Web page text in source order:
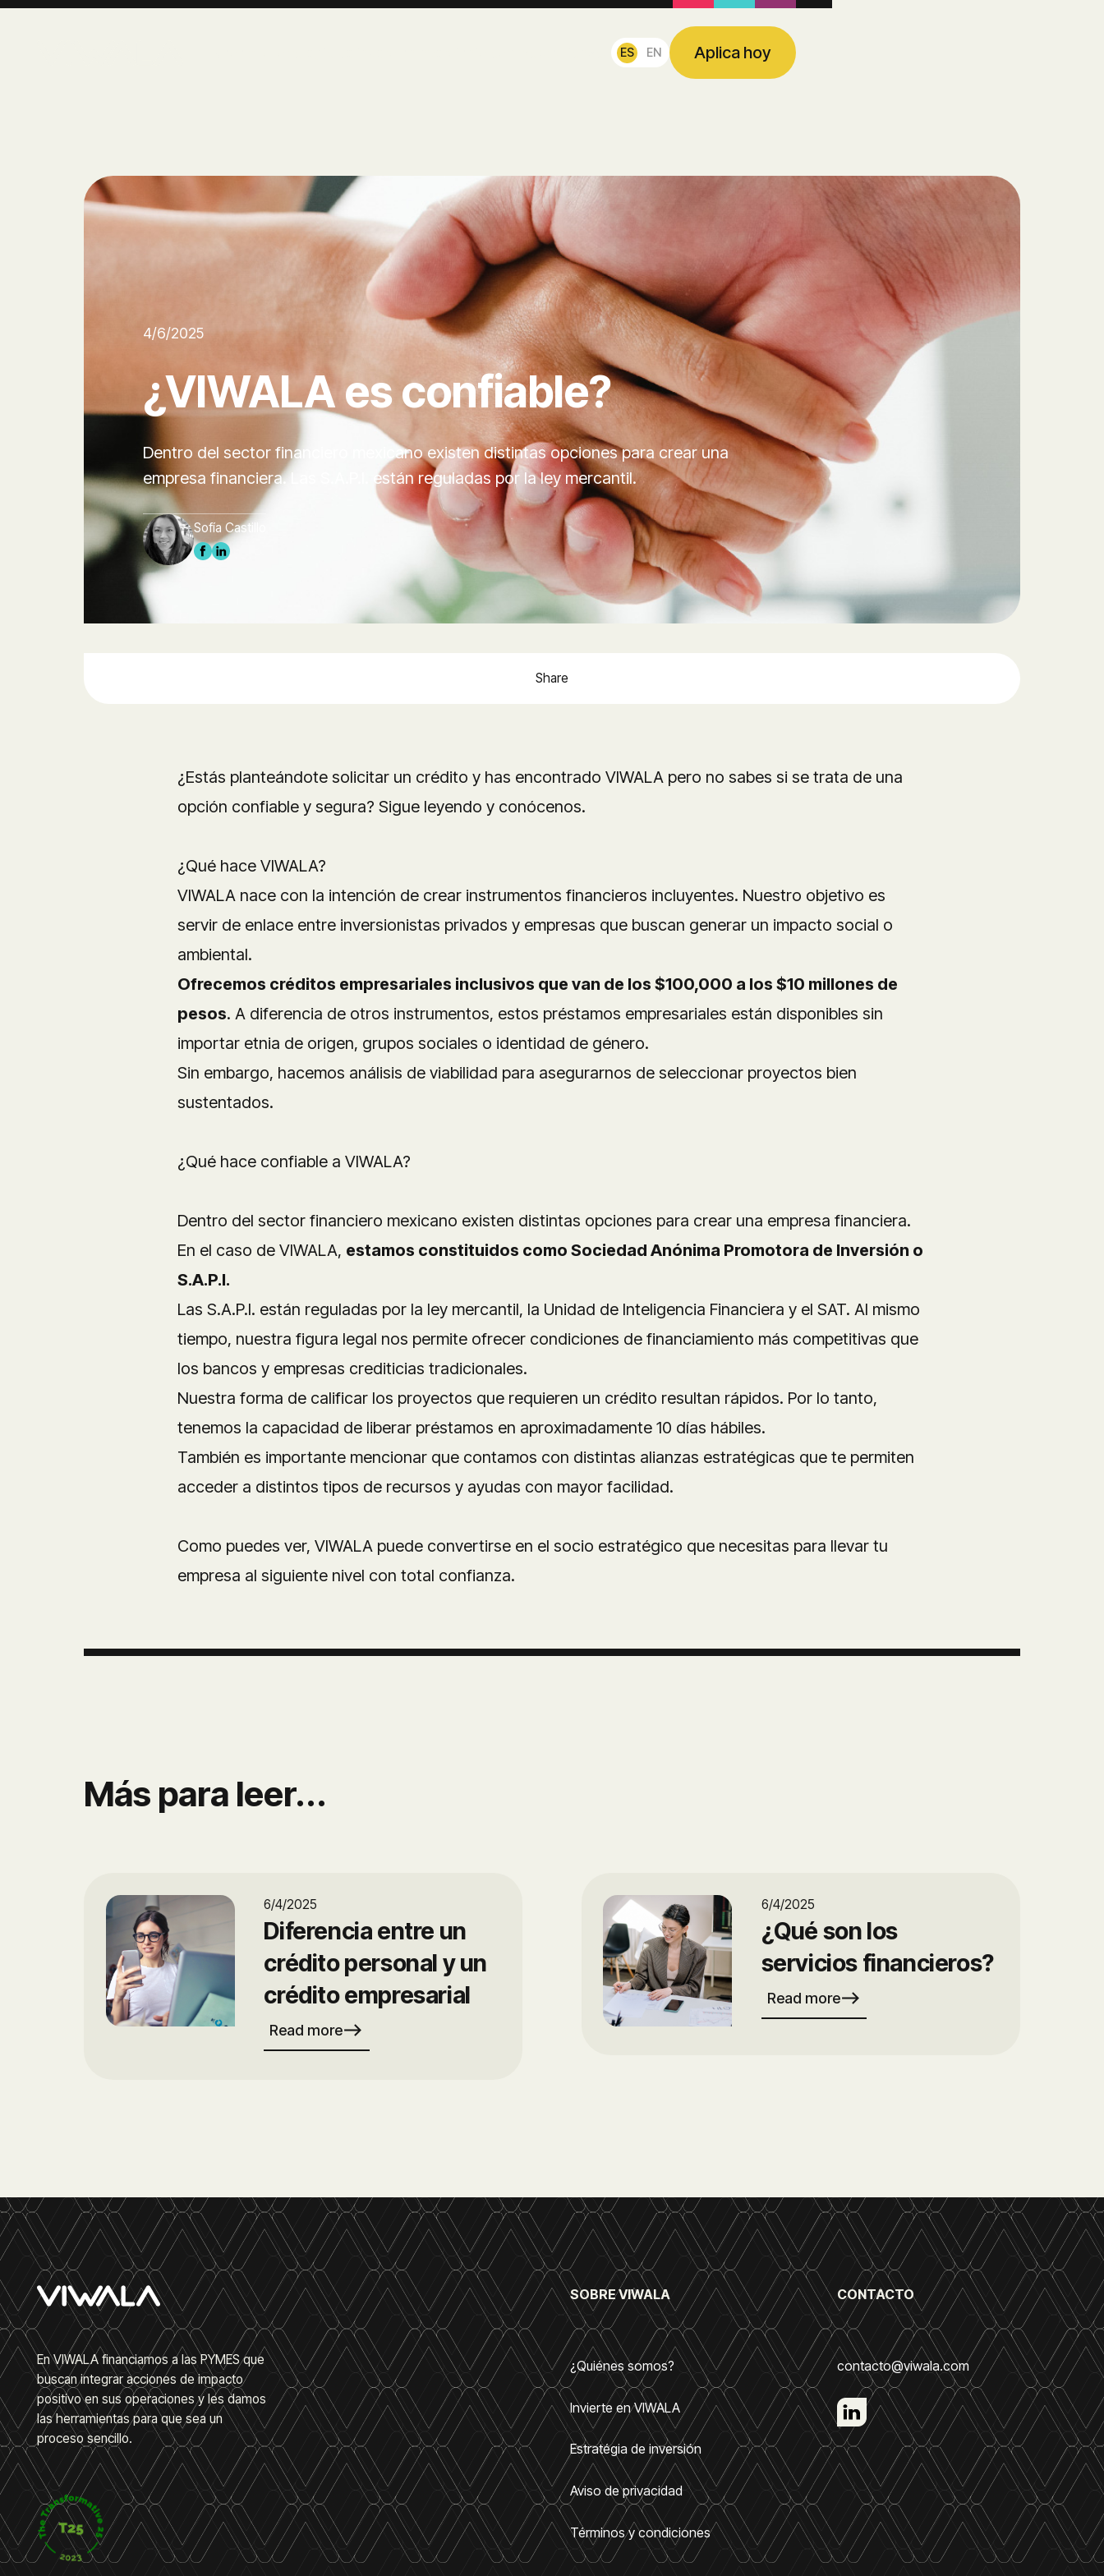
ES EN Aplica hoy
4/6/2025
¿VIWALA es confiable?
Dentro del sector financiero mexicano existen distintas opciones para crear una
empresa financiera. Las S.A.P.I. están reguladas por la ley mercantil.
Sofía Castillo
Share
¿Estás planteándote solicitar un crédito y has encontrado VIWALA pero no sabes si se trata de una
opción confiable y segura? Sigue leyendo y conócenos.
¿Qué hace VIWALA?
VIWALA nace con la intención de crear instrumentos financieros incluyentes. Nuestro objetivo es
servir de enlace entre inversionistas privados y empresas que buscan generar un impacto social o
ambiental.
Ofrecemos créditos empresariales inclusivos que van de los $100,000 a los $10 millones de
pesos. A diferencia de otros instrumentos, estos préstamos empresariales están disponibles sin
importar etnia de origen, grupos sociales o identidad de género.
Sin embargo, hacemos análisis de viabilidad para asegurarnos de seleccionar proyectos bien
sustentados.
¿Qué hace confiable a VIWALA?
Dentro del sector financiero mexicano existen distintas opciones para crear una empresa financiera.
En el caso de VIWALA, estamos constituidos como Sociedad Anónima Promotora de Inversión o
S.A.P.I.
Las S.A.P.I. están reguladas por la ley mercantil, la Unidad de Inteligencia Financiera y el SAT. Al mismo
tiempo, nuestra figura legal nos permite ofrecer condiciones de financiamiento más competitivas que
los bancos y empresas crediticias tradicionales.
Nuestra forma de calificar los proyectos que requieren un crédito resultan rápidos. Por lo tanto,
tenemos la capacidad de liberar préstamos en aproximadamente 10 días hábiles.
También es importante mencionar que contamos con distintas alianzas estratégicas que te permiten
acceder a distintos tipos de recursos y ayudas con mayor facilidad.
Como puedes ver, VIWALA puede convertirse en el socio estratégico que necesitas para llevar tu
empresa al siguiente nivel con total confianza.
Más para leer...
6/4/2025
Diferencia entre un
crédito personal y un
crédito empresarial
Read moreeast
6/4/2025
¿Qué son los
servicios financieros?
Read moreeast
En VIWALA financiamos a las PYMES que
buscan integrar acciones de impacto
positivo en sus operaciones y les damos
las herramientas para que sea un
proceso sencillo.
SOBRE VIWALA
¿Quiénes somos?
Invierte en VIWALA
Estratégia de inversión
Aviso de privacidad
Términos y condiciones
CONTACTO
contacto@viwala.com